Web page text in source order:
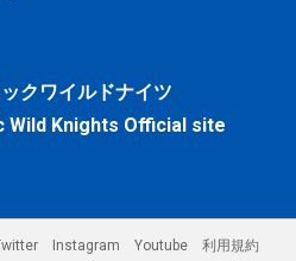
クワイルドナイツ
Wild Knights Official site
Instagram Youtube 利用規約